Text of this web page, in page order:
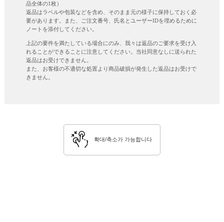
品全体の1枚）
返品はラベルや包装などを含め、そのまま元の様子に保持しておく必
要があります。また、ご注文番号、氏名とユーザーIDを埋めるために
ノートを添付してください。
上記の要件を満たしている場合にのみ、我々は返品のご要求を受け入
れることができることに注意してください。当社同意なしに送られた
返品はお受けできません。
また、お客様の不適切な処置より商品破損が発生した返品はお受けで
きません。
확대/축소가 가능합니다